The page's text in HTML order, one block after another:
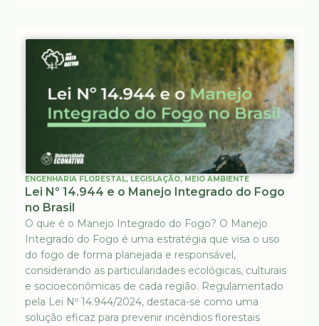
ENGENHARIA FLORESTAL, LEGISLAÇÃO, MEIO AMBIENTE
Lei Nº 14.944 e o Manejo Integrado do Fogo
no Brasil
O que é o Manejo Integrado do Fogo? O Manejo
Integrado do Fogo é uma estratégia que visa o uso
do fogo de forma planejada e responsável,
considerando as particularidades ecológicas, culturais
e socioeconômicas de cada região. Regulamentado
pela Lei Nº 14.944/2024, destaca-se como uma
solução eficaz para prevenir incêndios florestais